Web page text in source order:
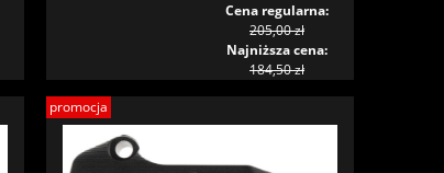
Cena regularna:
205,00 zł
Najniższa cena:
184,50 zł
promocja